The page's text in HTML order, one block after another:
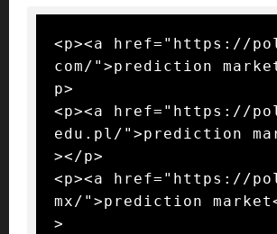
<p><a href="https://
com/">prediction
p>
<p><a href="https://
edu.pl/">prediction
></p>
<p><a href="https://
mx/">prediction
>